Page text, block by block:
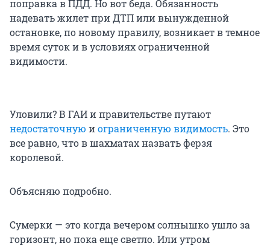
поправка в ПДД. Но вот беда. Обязанность
надевать жилет при ДТП или вынужденной
остановке, по новому правилу, возникает в темное
время суток и в условиях ограниченной
видимости.
Уловили? В ГАИ и правительстве путают
недостаточную иограниченную видимость. Это
все равно, что в шахматах назвать ферзя
королевой.
Объясняю подробно.
Сумерки — это когда вечером солнышко ушло за
горизонт, но пока еще светло. Или утром